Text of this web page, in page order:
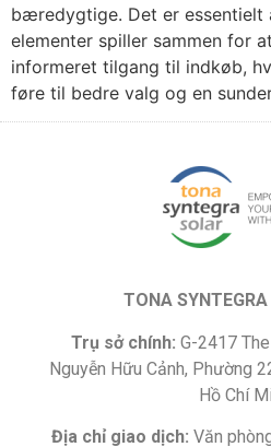
bæredygtige. Det er essentielt
elementer spiller sammen for
informeret tilgang til indkøb,
føre til bedre valg og en
TONA
Trụ sở chính: G-2417
Nguyễn Hữu Cảnh, Phường
Hồ Chí
Địa chỉ giao dịch: Văn